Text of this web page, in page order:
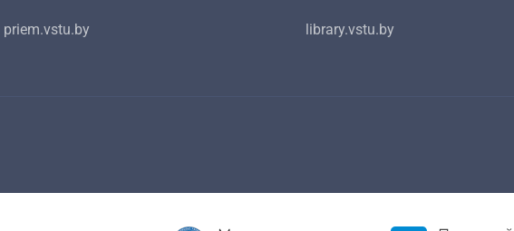
priem.vstu.by library.vstu.by